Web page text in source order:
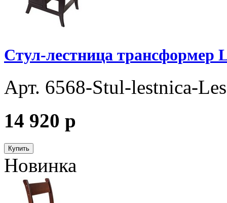
Стул-лестница трансформер
Арт. 6568-Stul-lestnica-
14 920 p
Купить
Новинка